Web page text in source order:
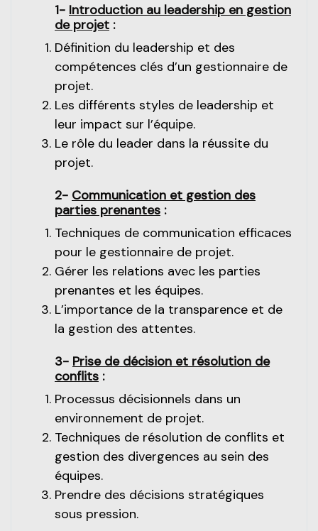
1- Introduction au leadership en gestion
de projet :
Définition du leadership et des
compétences clés d’un gestionnaire de
projet.
Les différents styles de leadership et
leur impact sur l’équipe.
Le rôle du leader dans la réussite du
projet.
2- Communication et gestion des
parties prenantes :
Techniques de communication efficaces
pour le gestionnaire de projet.
Gérer les relations avec les parties
prenantes et les équipes.
L’importance de la transparence et de
la gestion des attentes.
3- Prise de décision et résolution de
conflits :
Processus décisionnels dans un
environnement de projet.
Techniques de résolution de conflits et
gestion des divergences au sein des
équipes.
Prendre des décisions stratégiques
sous pression.